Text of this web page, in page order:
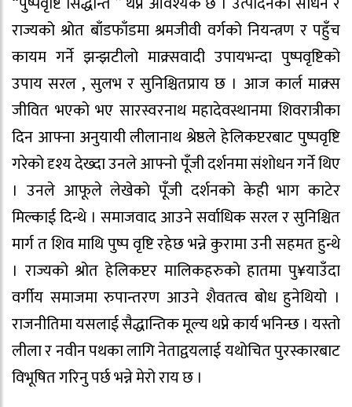
राज्यको श्रोत बाँडफाँडमा श्रमजीवी वर्गको नियन्त्रण र पहुँच
कायम गर्ने झन्झटीलो माक्र्सवादी उपायभन्दा पुष्पवृष्टिको
उपाय सरल , सुलभ र सुनिश्चितप्राय छ । आज कार्ल माक्र्स
जीवित भएको भए सारस्वरनाथ महादेवस्थानमा शिवरात्रीका
दिन आफ्ना अनुयायी लीलानाथ श्रेष्ठले हेलिकप्टरबाट पुष्पवृष्टि
गरेको दृश्य देख्दा उनले आफ्नो पूँजी दर्शनमा संशोधन गर्ने थिए
। उनले आफूले लेखेको पूँजी दर्शनको केही भाग काटेर
मिल्काई दिन्थे । समाजवाद आउने सर्वाधिक सरल र सुनिश्चित
मार्ग त शिव माथि पुष्प वृष्टि रहेछ भन्ने कुरामा उनी सहमत हुन्थे
। राज्यको श्रोत हेलिकप्टर मालिकहरुको हातमा पु¥याउँदा
वर्गीय समाजमा रुपान्तरण आउने शैवतत्व बोध हुनेथियो ।
राजनीतिमा यसलाई सैद्धान्तिक मूल्य थप्ने कार्य भनिन्छ । यस्तो
लीला र नवीन पथका लागि नेताद्वयलाई यथोचित पुरस्कारबाट
विभूषित गरिनु पर्छ भन्ने मेरो राय छ ।